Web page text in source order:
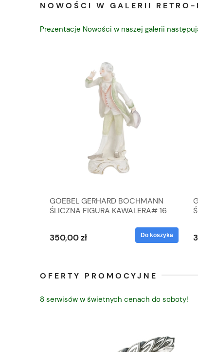
NOWOŚCI W GALERII
Prezentacje Nowości w naszej galerii
GOEBEL GERHARD BOCHMANN
ŚLICZNA FIGURA KAWALERA# 16
350,00 zł Do koszyka
OFERTY PROMOCYJNE
8 serwisów w świetnych cenach do soboty!